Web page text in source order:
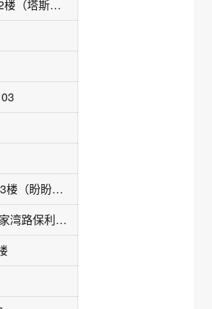
双杨路1703号芷兰轩商业广场B区2楼（塔斯汀中国汉堡楼上）
盼盼路泉塘小区二期37栋君驿宾馆3楼（盼盼路天桥下）
湖南省长沙市芙蓉区马王堆街道尹家湾路保利中环广场A区4栋125~127号